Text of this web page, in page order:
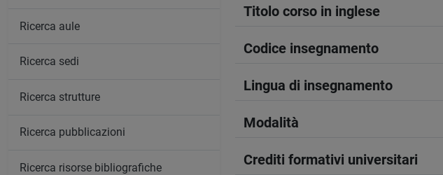
Titolo corso in inglese
Codice insegnamento
Lingua di insegnamento
Modalità
Crediti formativi universitari
Ricerca aule
Ricerca sedi
Ricerca strutture
Ricerca pubblicazioni
Ricerca risorse bibliografiche